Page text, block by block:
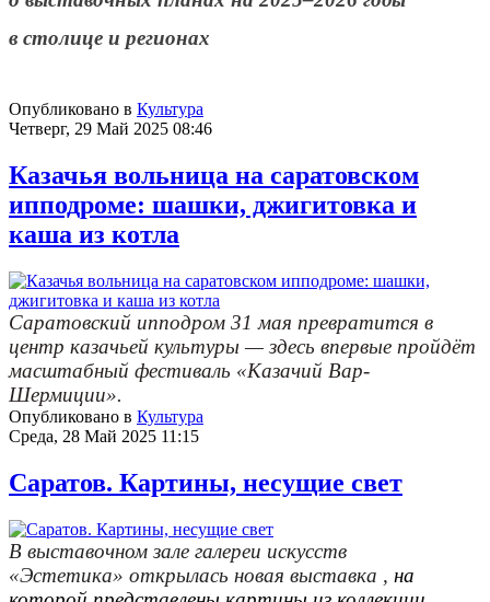
в столице и регионах
Опубликовано в Культура
Четверг, 29 Май 2025 08:46
Казачья вольница на саратовском
ипподроме: шашки, джигитовка и
каша из котла
Саратовский ипподром 31 мая превратится в
центр казачьей культуры — здесь впервые пройдёт
масштабный фестиваль «Казачий Вар-
Шермиции».
Опубликовано в Культура
Среда, 28 Май 2025 11:15
Саратов. Картины, несущие свет
В выставочном зале галереи искусств
«Эстетика» открылась новая выставка , на